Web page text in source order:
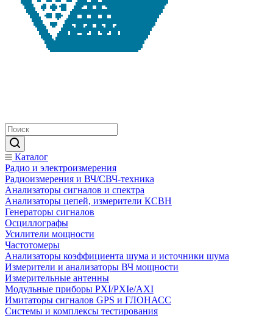
Каталог
Радио и электроизмерения
Радиоизмерения и ВЧ/СВЧ-техника
Анализаторы сигналов и спектра
Анализаторы цепей, измерители КСВН
Генераторы сигналов
Осциллографы
Усилители мощности
Частотомеры
Анализаторы коэффициента шума и источники шума
Измерители и анализаторы ВЧ мощности
Измерительные антенны
Модульные приборы PXI/PXIe/AXI
Имитаторы сигналов GPS и ГЛОНАСС
Системы и комплексы тестирования